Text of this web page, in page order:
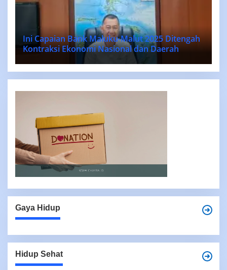
Ini Capaian Bank Maluku-Malut 2025 Ditengah
Kontraksi Ekonomi Nasional dan Daerah
Gaya Hidup
Hidup Sehat